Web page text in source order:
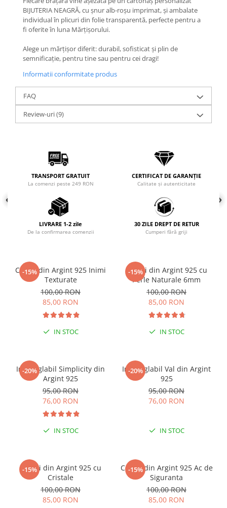
Coliere cu Molecule
Coliere Diverse
BRĂȚĂRI
BRĂȚĂRI CU ȘNUR REGLABIL
Brățări din Aur cu șnur reglabil
Brățări din Argint cu șnur reglabil
BRĂȚĂRI CU PIETRE SEMIPREȚIOASE
Brățări din Aur cu pietre
semiprețioase
Brățări din Argint cu pietre
semiprețioase
BRĂȚĂRI DE PICIOR
Brățări de picior din Aur
Brățări de picior din Argint
Coliere cu mărgele colorate și
Argint
BIJUTERIA NEAGRĂ, cu șnur alb-roșu imprimat, și ambalate
individual în plicuri din folie transparentă, perfecte pentru a
fi oferite în luna Mărțișorului.
Alege un mărțișor diferit: durabil, sofisticat și plin de
semnificație, pentru tine sau pentru cei dragi!
Informatii conformitate produs
FAQ
Review-uri(9)
TRANSPORT GRATUIT
La comenzi peste 249 RON
CERTIFICAT DE GARANȚIE
Calitate și autenticitate
LIVRARE 1-2 zile
De la confirmarea comenzii
30 ZILE DREPT DE RETUR
Cumperi fără griji
-15%
Cercei din Argint 925 Inimi
Texturate
100,00 RON
85,00 RON
IN STOC
-15%
Cercei din Argint 925 cu
Perle Naturale 6mm
100,00 RON
85,00 RON
IN STOC
-20%
Inel reglabil Simplicity din
Argint 925
95,00 RON
76,00 RON
IN STOC
-20%
Inel reglabil Val din Argint
925
95,00 RON
76,00 RON
IN STOC
-15%
Cercei din Argint 925 cu
Cristale
100,00 RON
85,00 RON
-15%
Cercei din Argint 925 Ac de
Siguranta
100,00 RON
85,00 RON